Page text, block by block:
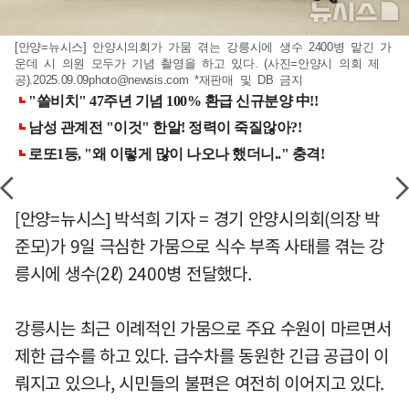
[안양=뉴시스] 안양시의회가 가뭄 겪는 강릉시에 생수 2400병 맡긴 가
운데 시 의원 모두가 기념 촬영을 하고 있다. (사진=안양시 의회 제
공).2025.09.09photo@newsis.com *재판매 및 DB 금지
[안양=뉴시스] 박석희 기자 = 경기 안양시의회(의장 박
준모)가 9일 극심한 가뭄으로 식수 부족 사태를 겪는 강
릉시에 생수(2ℓ) 2400병 전달했다.
강릉시는 최근 이례적인 가뭄으로 주요 수원이 마르면서
제한 급수를 하고 있다. 급수차를 동원한 긴급 공급이 이
뤄지고 있으나, 시민들의 불편은 여전히 이어지고 있다.